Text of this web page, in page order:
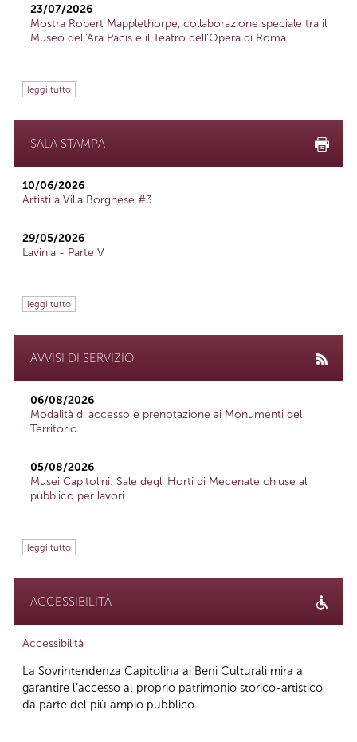
23/07/2026
Mostra Robert Mapplethorpe, collaborazione speciale tra il
Museo dell'Ara Pacis e il Teatro dell'Opera di Roma
leggi tutto
SALA STAMPA
10/06/2026
Artisti a Villa Borghese #3
29/05/2026
Lavinia - Parte V
leggi tutto
AVVISI DI SERVIZIO
06/08/2026
Modalità di accesso e prenotazione ai Monumenti del
Territorio
05/08/2026
Musei Capitolini: Sale degli Horti di Mecenate chiuse al
pubblico per lavori
leggi tutto
ACCESSIBILITÀ
Accessibilità
La Sovrintendenza Capitolina ai Beni Culturali mira a
garantire l’accesso al proprio patrimonio storico-artistico
da parte del più ampio pubblico...